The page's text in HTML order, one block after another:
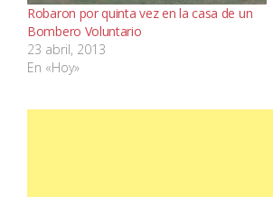
Robaron por quinta vez en la casa de un
Bombero Voluntario
23 abril, 2013
En «Hoy»